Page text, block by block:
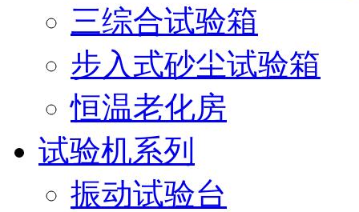
三综合试验箱
步入式砂尘试验箱
恒温老化房
试验机系列
振动试验台